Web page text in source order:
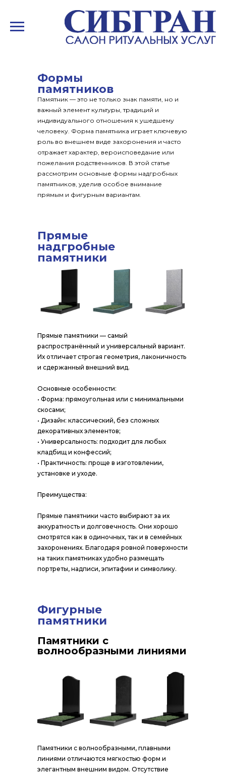
Памятник — это не только знак памяти, но и
важный элемент культуры, традиций и
индивидуального отношения к ушедшему
человеку. Форма памятника играет ключевую
роль во внешнем виде захоронения и часто
отражает характер, вероисповедание или
пожелания родственников. В этой статье
рассмотрим основные формы надгробных
памятников, уделив особое внимание
прямым и фигурным вариантам.
Формы
памятников
Прямые памятники — самый
распространённый и универсальный вариант.
Их отличает строгая геометрия, лаконичность
и сдержанный внешний вид.
Основные особенности:
• Форма: прямоугольная или с минимальными
скосами;
• Дизайн: классический, без сложных
декоративных элементов;
• Универсальность: подходит для любых
кладбищ и конфессий;
• Практичность: проще в изготовлении,
установке и уходе.
Преимущества:
Прямые памятники часто выбирают за их
аккуратность и долговечность. Они хорошо
смотрятся как в одиночных, так и в семейных
захоронениях. Благодаря ровной поверхности
на таких памятниках удобно размещать
портреты, надписи, эпитафии и символику.
Прямые
надгробные
памятники
Фигурные
памятники
Памятники с волнообразными, плавными
линиями отличаются мягкостью форм и
элегантным внешним видом. Отсутствие
Памятники с
волнообразными линиями